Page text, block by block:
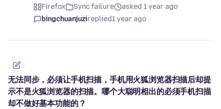
Firefox Sync failure
asked 1 year ago
bingchuanjuzireplied1 year ago
无法同步，必须让手机扫描，手机用火狐浏览器扫描后却提
示不是火狐浏览器的扫描。哪个大聪明相出的必须手机扫描
却不做好基本功能的？